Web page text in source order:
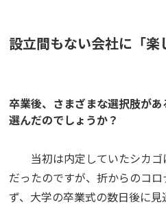
設立間もない会社に「楽
卒業後、さまざまな選択肢が
選んだのでしょうか？
当初は内定していたシカゴ
だったのですが、折からのコ
ず、大学の卒業式の数日後に